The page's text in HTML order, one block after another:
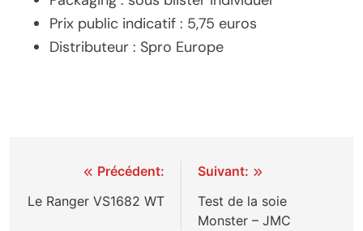
Prix public indicatif : 5,75 euros
Distributeur : Spro Europe
Navigation
de
Précédent:
Le Ranger VS1682 WT
Suivant:
Test de la soie
Monster – JMC